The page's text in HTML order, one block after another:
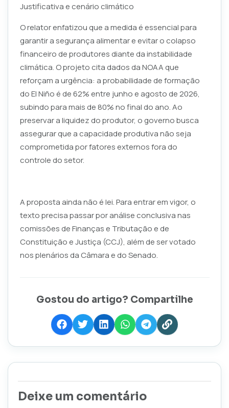
Justificativa e cenário climático
O relator enfatizou que a medida é essencial para
garantir a segurança alimentar e evitar o colapso
financeiro de produtores diante da instabilidade
climática. O projeto cita dados da NOAA que
reforçam a urgência: a probabilidade de formação
do El Niño é de 62% entre junho e agosto de 2026,
subindo para mais de 80% no final do ano. Ao
preservar a liquidez do produtor, o governo busca
assegurar que a capacidade produtiva não seja
comprometida por fatores externos fora do
controle do setor.
A proposta ainda não é lei. Para entrar em vigor, o
texto precisa passar por análise conclusiva nas
comissões de Finanças e Tributação e de
Constituição e Justiça (CCJ), além de ser votado
nos plenários da Câmara e do Senado.
Gostou do artigo? Compartilhe
Deixe um comentário